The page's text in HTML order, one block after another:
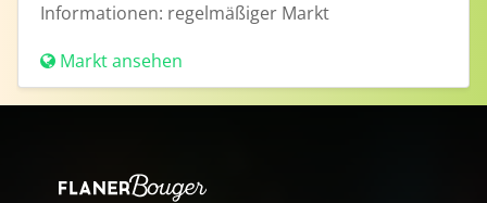
Informationen: regelmäßiger Markt
Markt ansehen